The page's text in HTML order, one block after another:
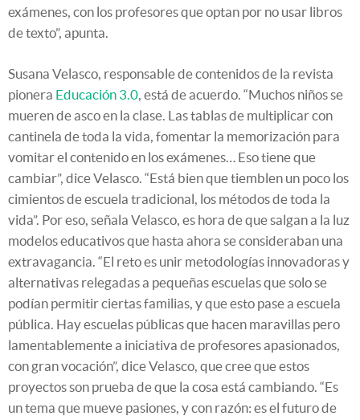
exámenes, con los profesores que optan por no usar libros
de texto”, apunta.
Susana Velasco, responsable de contenidos de la revista
pionera Educación 3.0, está de acuerdo. “Muchos niños se
mueren de asco en la clase. Las tablas de multiplicar con
cantinela de toda la vida, fomentar la memorización para
vomitar el contenido en los exámenes… Eso tiene que
cambiar”, dice Velasco. “Está bien que tiemblen un poco los
cimientos de escuela tradicional, los métodos de toda la
vida”. Por eso, señala Velasco, es hora de que salgan a la luz
modelos educativos que hasta ahora se consideraban una
extravagancia. “El reto es unir metodologías innovadoras y
alternativas relegadas a pequeñas escuelas que solo se
podían permitir ciertas familias, y que esto pase a escuela
pública. Hay escuelas públicas que hacen maravillas pero
lamentablemente a iniciativa de profesores apasionados,
con gran vocación”, dice Velasco, que cree que estos
proyectos son prueba de que la cosa está cambiando. “Es
un tema que mueve pasiones, y con razón: es el futuro de